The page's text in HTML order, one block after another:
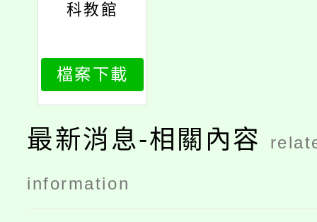
科教館
檔案下載
最新消息-相關內容
information